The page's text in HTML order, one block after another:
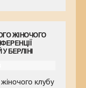
ЖІНОЧОГО
БЕРЛІНІ
клубу